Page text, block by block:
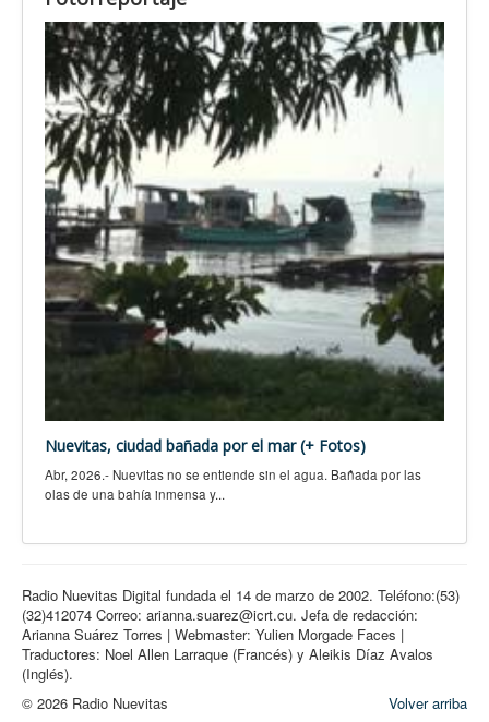
Nuevitas, ciudad bañada por el mar (+ Fotos)
Abr, 2026.- Nuevitas no se entiende sin el agua. Bañada por las
olas de una bahía inmensa y...
Radio Nuevitas Digital fundada el 14 de marzo de 2002. Teléfono:(53)
(32)412074 Correo: arianna.suarez@icrt.cu. Jefa de redacción:
Arianna Suárez Torres | Webmaster: Yulien Morgade Faces |
Traductores: Noel Allen Larraque (Francés) y Aleikis Díaz Avalos
(Inglés).
Volver arriba
© 2026 Radio Nuevitas